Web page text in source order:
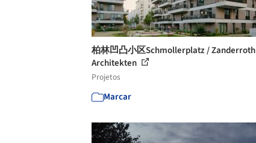
柏林凹凸小区Schmollerplatz / Zanderroth
Architekten
Projetos
Marcar